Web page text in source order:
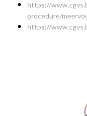
https://
procedure/
https://